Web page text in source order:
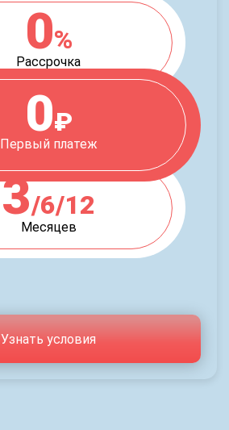
0%
Рассрочка
0₽
Первый платеж
3/6/12
Месяцев
Узнать условия